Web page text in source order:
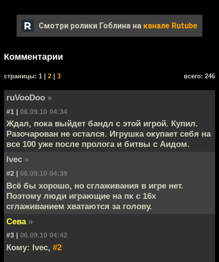
Смотри ролики Гоблина на канале Rutube
Комментарии
cтраницы: 1 | 2 3 всего: 246
ruVooDoo »
#1 | 06.09.10 04:34
Ждал, пока выйдет бандл с этой игрой. Купил.
Разочарован не остался. Игрушка окупает себя на
все 100 уже после пролога и битвы с Аидом.
Ivec »
#2 | 06.09.10 04:39
Всё бы хорошо, но сглаживания в игре нет.
Поэтому люди играющие на пк с 16х
сглаживанием хватаются за голову.
Сева »
#3 | 06.09.10 04:42
Кому: Ivec, #2